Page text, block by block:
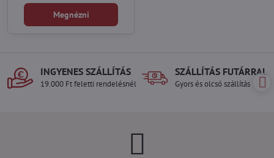
Megnézni
INGYENES SZÁLLÍTÁS
19.000 Ft feletti rendelésnél
SZÁLLÍTÁS FUTÁRRAL
Gyors és olcsó szállítás